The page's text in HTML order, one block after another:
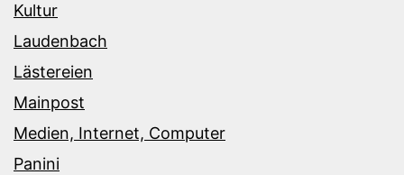
Kultur
Laudenbach
Lästereien
Mainpost
Medien, Internet, Computer
Panini